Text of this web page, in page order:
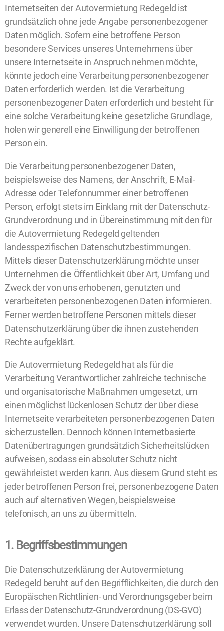
Internetseiten der Autovermietung Redegeld ist
grundsätzlich ohne jede Angabe personenbezogener
Daten möglich. Sofern eine betroffene Person
besondere Services unseres Unternehmens über
unsere Internetseite in Anspruch nehmen möchte,
könnte jedoch eine Verarbeitung personenbezogener
Daten erforderlich werden. Ist die Verarbeitung
personenbezogener Daten erforderlich und besteht für
eine solche Verarbeitung keine gesetzliche Grundlage,
holen wir generell eine Einwilligung der betroffenen
Person ein.
Die Verarbeitung personenbezogener Daten,
beispielsweise des Namens, der Anschrift, E-Mail-
Adresse oder Telefonnummer einer betroffenen
Person, erfolgt stets im Einklang mit der Datenschutz-
Grundverordnung und in Übereinstimmung mit den für
die Autovermietung Redegeld geltenden
landesspezifischen Datenschutzbestimmungen.
Mittels dieser Datenschutzerklärung möchte unser
Unternehmen die Öffentlichkeit über Art, Umfang und
Zweck der von uns erhobenen, genutzten und
verarbeiteten personenbezogenen Daten informieren.
Ferner werden betroffene Personen mittels dieser
Datenschutzerklärung über die ihnen zustehenden
Rechte aufgeklärt.
Die Autovermietung Redegeld hat als für die
Verarbeitung Verantwortlicher zahlreiche technische
und organisatorische Maßnahmen umgesetzt, um
einen möglichst lückenlosen Schutz der über diese
Internetseite verarbeiteten personenbezogenen Daten
sicherzustellen. Dennoch können Internetbasierte
Datenübertragungen grundsätzlich Sicherheitslücken
aufweisen, sodass ein absoluter Schutz nicht
gewährleistet werden kann. Aus diesem Grund steht es
jeder betroffenen Person frei, personenbezogene Daten
auch auf alternativen Wegen, beispielsweise
telefonisch, an uns zu übermitteln.
1. Begriffsbestimmungen
Die Datenschutzerklärung der Autovermietung
Redegeld beruht auf den Begrifflichkeiten, die durch den
Europäischen Richtlinien- und Verordnungsgeber beim
Erlass der Datenschutz-Grundverordnung (DS-GVO)
verwendet wurden. Unsere Datenschutzerklärung soll